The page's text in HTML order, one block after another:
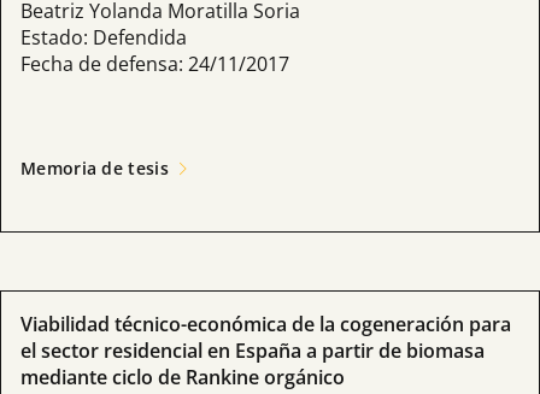
Beatriz Yolanda Moratilla Soria
Estado: Defendida
Fecha de defensa: 24/11/2017
Memoria de tesis
Viabilidad técnico-económica de la cogeneración para
el sector residencial en España a partir de biomasa
mediante ciclo de Rankine orgánico